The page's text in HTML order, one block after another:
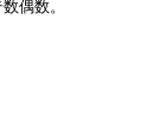
偶数。